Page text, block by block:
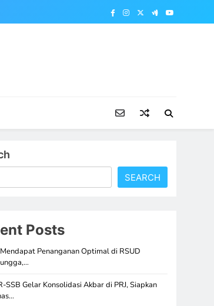
SEARCH
Posts
Penanganan Optimal di RSUD
SSB Gelar Konsolidasi Akbar di PRJ, Siapkan